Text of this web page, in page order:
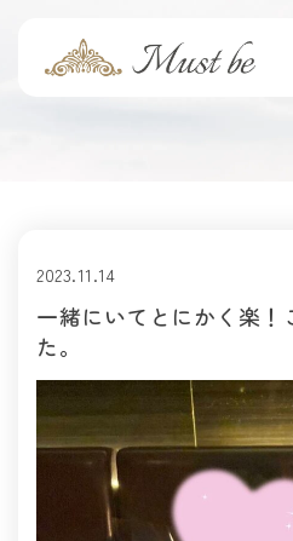
2023.11.14
一緒にいてとにかく楽！
た。